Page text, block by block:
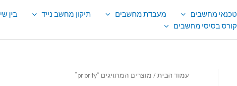
טכנאי מחשבים מעבדת מחשבים תיקון מחשב נייד בין
קורס בסיסי מחשבים
עמוד הבית/ מוצרים המתויגים “priority”